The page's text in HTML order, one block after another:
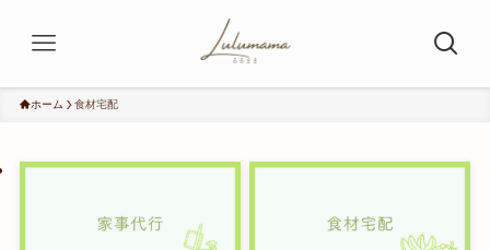
ホーム 食材宅配